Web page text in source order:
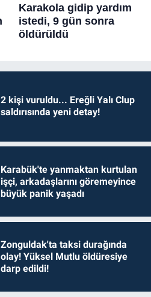
2 kişi vuruldu... Ereğli Yalı Clup
saldırısında yeni detay!
Karabük'te yanmaktan kurtulan
işçi, arkadaşlarını göremeyince
büyük panik yaşadı
Zonguldak'ta taksi durağında
olay! Yüksel Mutlu öldüresiye
darp edildi!